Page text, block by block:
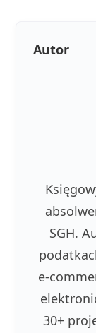
Autor
SGH.
e-
30+